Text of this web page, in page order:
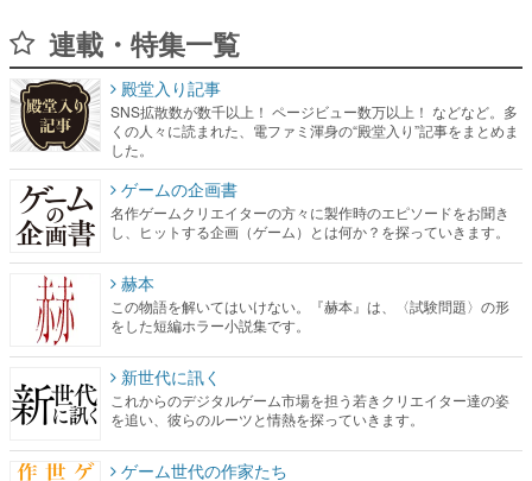
連載・特集一覧
殿堂入り記事
SNS拡散数が数千以上！ ページビュー数万以上！ などなど。多
くの人々に読まれた、電ファミ渾身の“殿堂入り”記事をまとめま
した。
ゲームの企画書
名作ゲームクリエイターの方々に製作時のエピソードをお聞き
し、ヒットする企画（ゲーム）とは何か？を探っていきます。
赫本
この物語を解いてはいけない。『赫本』は、〈試験問題〉の形
をした短編ホラー小説集です。
新世代に訊く
これからのデジタルゲーム市場を担う若きクリエイター達の姿
を追い、彼らのルーツと情熱を探っていきます。
ゲーム世代の作家たち